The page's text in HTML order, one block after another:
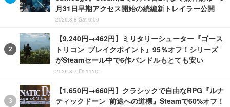
月31日早期アクセス開始の続編新トレイラー公開
2026.8.8 Sat 6:00
【9,240円→462円】ミリタリーシューター『ゴース
トリコン ブレイクポイント』95％オフ！シリーズ
がSteamセール中で6作バンドルもとても安い
2026.8.7 Fri 11:00
【1,650円→660円】クラシックで自由なRPG『ルナ
ティックドーン 前途への道標』Steamで60%オフ！